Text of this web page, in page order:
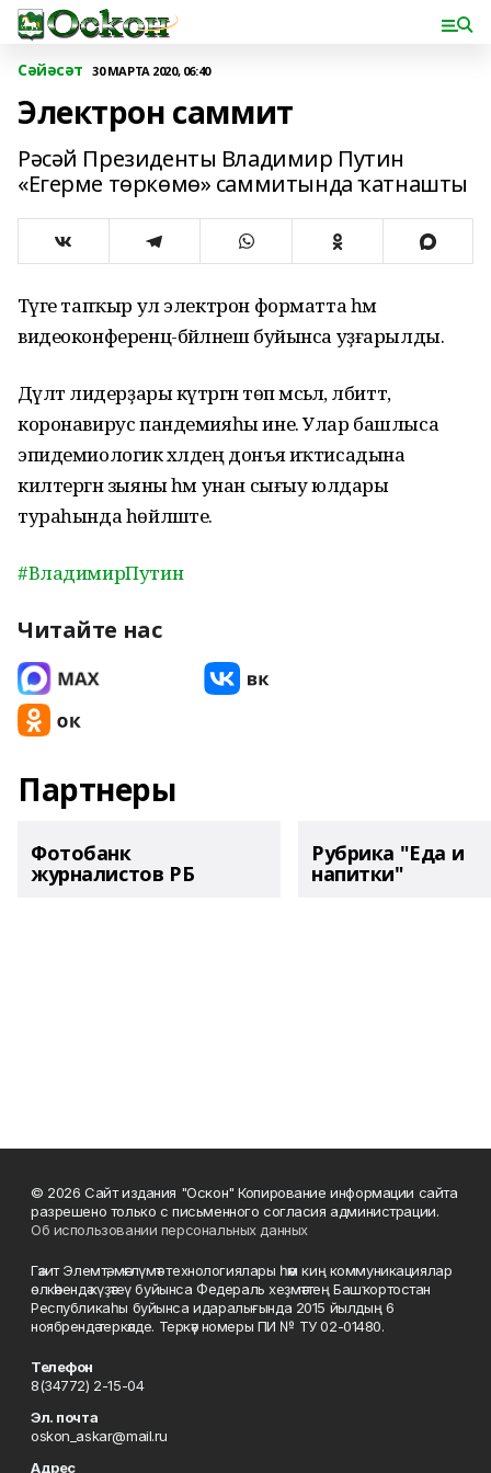
Сәйәсәт 30 МАРТА 2020, 06:40
Электрон саммит
Рәсәй Президенты Владимир Путин
«Егерме төркөмө» саммитында ҡатнашты
Тәүге тапҡыр ул электрон форматта һәм
видеоконференц-бәйләнеш буйынса уҙғарылды.
Дәүләт лидерҙары күтәргән төп мәсьәлә, әлбиттә,
коронавирус пандемияһы ине. Улар башлыса
эпидемиологик хәлдең донъя иҡтисадына
килтергән зыяны һәм унан сығыу юлдары
тураһында һөйләште.
#ВладимирПутин
Читайте нас
Партнеры
Фотобанк
журналистов РБ
Рубрика "Еда и
напитки"
© 2026 Сайт издания "Оскон" Копирование информации сайта
разрешено только с письменного согласия администрации.
Об использовании персональных данных
Гәзит Элемтә, мәғлүмәт технологиялары һәм киң коммуникациялар
өлкәһендә күҙәтеү буйынса Федераль хеҙмәттең Башҡортостан
Республикаһы буйынса идаралығында 2015 йылдың 6
ноябрендә теркәлде. Теркәү номеры ПИ № ТУ 02-01480.
Телефон
8(34772) 2-15-04
Эл. почта
oskon_askar@mail.ru
Адрес